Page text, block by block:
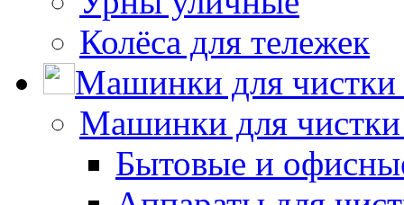
Колёса для тележек
Машинки для чистки
Машинки для
Бытовые и